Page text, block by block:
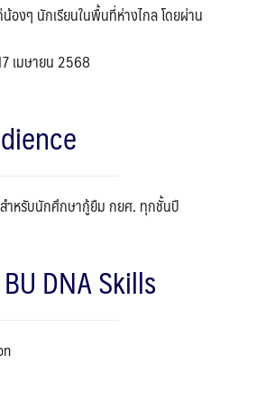
องๆ นักเรียนในพื้นที่ห่างไกล โดยผ่าน
เมษายน 2568
สำหรับนักศึกษากู้ยืม กยศ. ทุกชั้นปี
DNA Skills